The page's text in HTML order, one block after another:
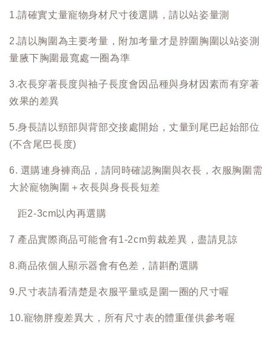
1.請確實丈量寵物身材尺寸後選購，請以站姿量測
2.請以胸圍為主要考量，附加考量才是脖圍胸圍以站姿測
量腋下胸圍最寬處一圈為準
3.衣長穿著長度與袖子長度會因品種與身材因素而有穿著
效果的差異
5.身長請以頸部與背部交接處開始，丈量到尾巴起始部位
(不含尾巴長度)
6. 選購連身褲商品，請同時確認胸圍與衣長，衣服胸圍需
大於寵物胸圍＋衣長與身長長短差
距2-3cm以內再選購
7 產品實際商品可能會有1-2cm剪裁差異，盡請見諒
8.商品依個人顯示器會有色差，請斟酌選購
9.尺寸表請看清楚是衣服平量或是圍一圈的尺寸喔
10.寵物胖瘦差異大，所有尺寸表的體重僅供參考喔